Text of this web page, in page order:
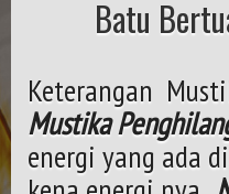
Batu
Keterangan
Mustika
energi yang ada